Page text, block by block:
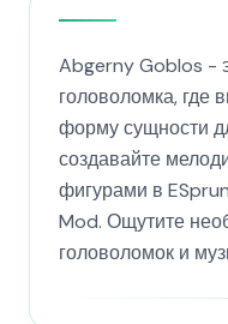
Abgerny Goblos -
головоломка, где
форму сущности
создавайте
фигурами в
Mod. Ощутите
головоломок и